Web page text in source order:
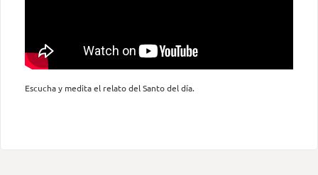
Escucha y medita el relato del Santo del día.